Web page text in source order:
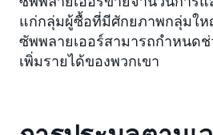
แก่กลุ่มผู้ซื้อที่มีศักยภาพกลุ่มใ
ซัพพลายเออร์สามารถกำหนดช่
เพิ่มรายได้ของพวกเขา